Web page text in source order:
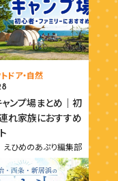
ドア・自然
ンプ場まとめ｜初
れ家族におすすめ
えひめのあぷり編集部